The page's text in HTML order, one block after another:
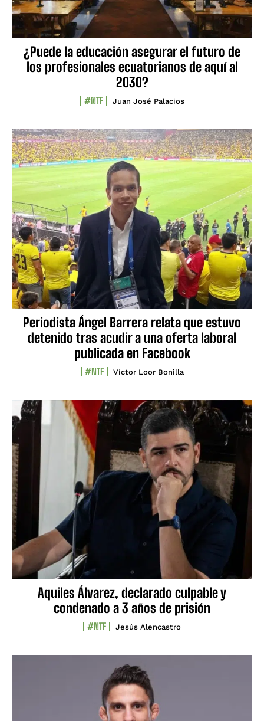
¿Puede la educación asegurar el futuro de
los profesionales ecuatorianos de aquí al
2030?
#NTF Juan José Palacios
Periodista Ángel Barrera relata que estuvo
detenido tras acudir a una oferta laboral
publicada en Facebook
#NTF Víctor Loor Bonilla
Aquiles Álvarez, declarado culpable y
condenado a 3 años de prisión
#NTF Jesús Alencastro